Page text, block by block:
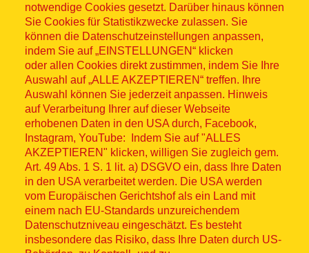
notwendige Cookies gesetzt. Darüber hinaus können
Sie Cookies für Statistikzwecke zulassen. Sie
können die Datenschutzeinstellungen anpassen,
indem Sie auf „EINSTELLUNGEN“ klicken
oder allen Cookies direkt zustimmen, indem Sie Ihre
Auswahl auf „ALLE AKZEPTIEREN“ treffen. Ihre
Auswahl können Sie jederzeit anpassen. Hinweis
auf Verarbeitung Ihrer auf dieser Webseite
erhobenen Daten in den USA durch, Facebook,
Instagram, YouTube: Indem Sie auf "ALLES
AKZEPTIEREN" klicken, willigen Sie zugleich gem.
Art. 49 Abs. 1 S. 1 lit. a) DSGVO ein, dass Ihre Daten
in den USA verarbeitet werden. Die USA werden
vom Europäischen Gerichtshof als ein Land mit
einem nach EU-Standards unzureichendem
Datenschutzniveau eingeschätzt. Es besteht
insbesondere das Risiko, dass Ihre Daten durch US-
Sitemap
© ASB 2026
Fußzeilenmenü
Impressum
Datenschutz
Kontakt
Hinweisgebersystem